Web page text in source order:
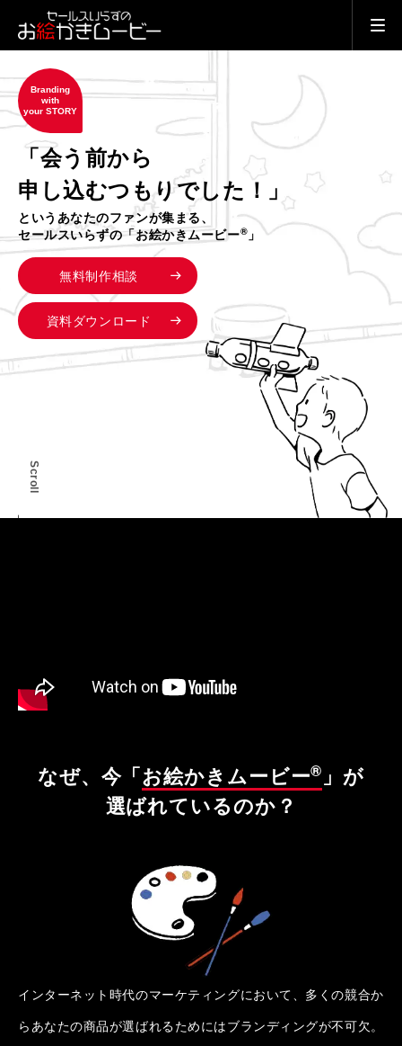
Branding
with
your STORY
「会う前から
申し込むつもりでした！」
というあなたのファンが集まる、
セールスいらずの「お絵かきムービー® 」
無料制作相談
資料ダウンロード
Scroll
なぜ、今「お絵かきムービー® 」が
選ばれているのか？
インターネット時代のマーケティングにおいて、多くの競合か
らあなたの商品が選ばれるためにはブランディングが不可欠。